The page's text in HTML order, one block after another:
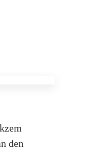
den